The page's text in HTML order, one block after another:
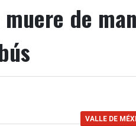
muere de
VALLE DE